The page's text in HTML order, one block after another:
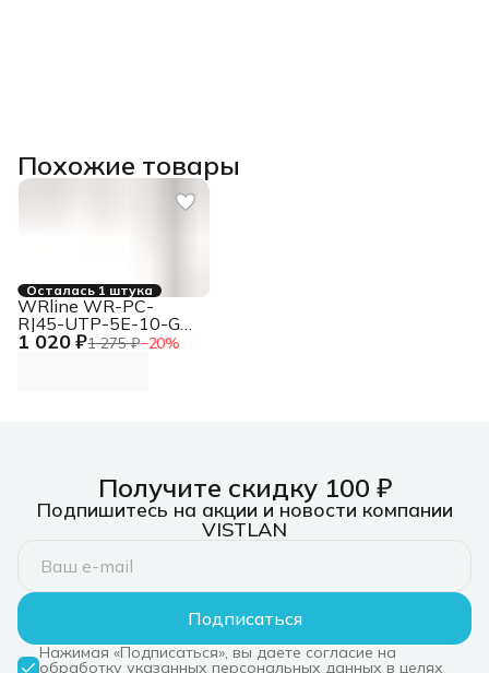
Похожие товары
Осталась 1 штука
1 020 ₽1 275 ₽−20%
WRline WR-PC-
RJ45-UTP-5E-10-GY
Патч-корд UTP RJ-
Получите скидку 100 ₽
Подпишитесь на акции и новости компании
VISTLAN
Подписаться
Нажимая «Подписаться», вы даете согласие на
обработку указанных персональных данных в целях